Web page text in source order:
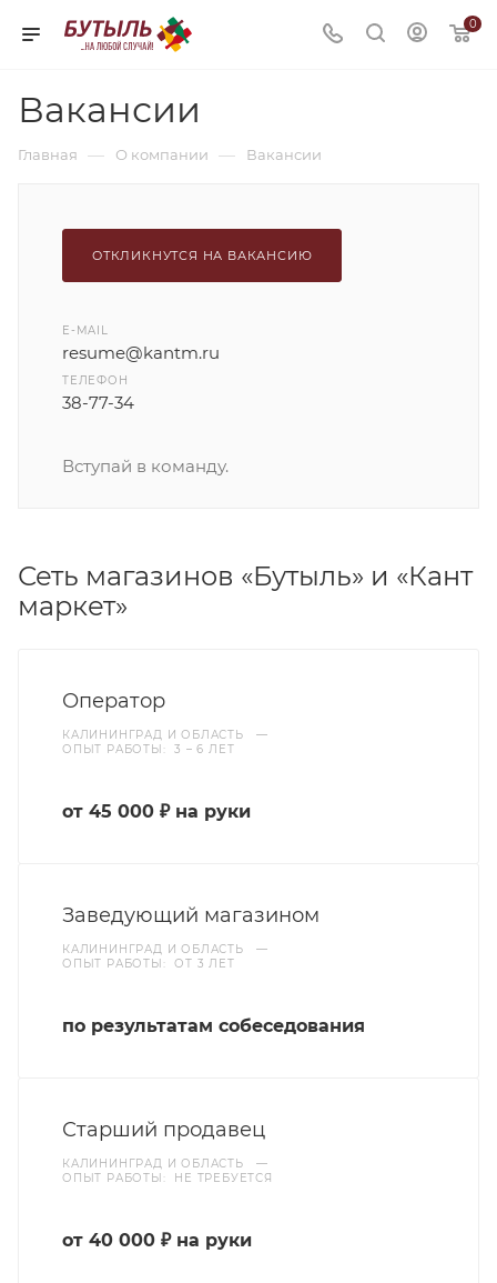
0
Вакансии
Главная — О компании — Вакансии
ОТКЛИКНУТСЯ НА ВАКАНСИЮ
E-MAIL
resume@kantm.ru
ТЕЛЕФОН
38-77-34
Вступай в команду.
Сеть магазинов «Бутыль» и «Кант
маркет»
Оператор
КАЛИНИНГРАД И ОБЛАСТЬ
—
ОПЫТ РАБОТЫ: 3 – 6 ЛЕТ
от 45 000 ₽ на руки
Заведующий магазином
КАЛИНИНГРАД И ОБЛАСТЬ
—
ОПЫТ РАБОТЫ: ОТ 3 ЛЕТ
по результатам собеседования
Старший продавец
КАЛИНИНГРАД И ОБЛАСТЬ
—
ОПЫТ РАБОТЫ: НЕ ТРЕБУЕТСЯ
от 40 000 ₽ на руки